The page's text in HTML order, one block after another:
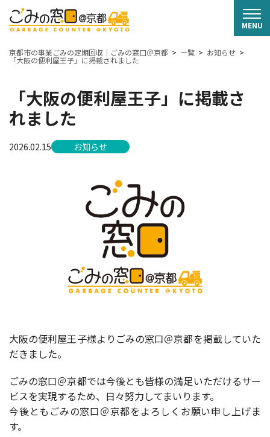
京都市の事業ごみの定期回収｜ごみの窓口＠京都 一覧 お知らせ
「大阪の便利屋王子」に掲載されました
「大阪の便利屋王子」に掲載さ
れました
2026.02.15 お知らせ
大阪の便利屋王子様よりごみの窓口＠京都を掲載していた
だきました。
ごみの窓口＠京都では今後とも皆様の満足いただけるサー
ビスを実現するため、日々努力してまいります。
今後ともごみの窓口＠京都をよろしくお願い申し上げま
す。